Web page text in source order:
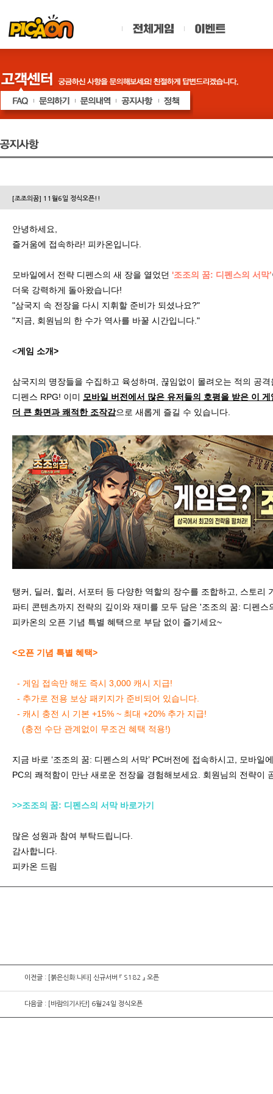
[조조의꿈] 11월6일 정식오픈!!
안녕하세요,
즐거움에 접속하라! 피카온입니다.
모바일에서 전략 디펜스의 새 장을 열었던 '조조의 꿈: 디펜스의 서막’
더욱 강력하게 돌아왔습니다!
"삼국지 속 전장을 다시 지휘할 준비가 되셨나요?"
"지금, 회원님의 한 수가 역사를 바꿀 시간입니다."
<게임 소개>
삼국지의 명장들을 수집하고 육성하며, 끊임없이 몰려오는 적의 공
디펜스 RPG! 이미 모바일 버전에서 많은 유저들의 호평을 받은 이
더 큰 화면과 쾌적한 조작감으로 새롭게 즐길 수 있습니다.
탱커, 딜러, 힐러, 서포터 등 다양한 역할의 장수를 조합하고, 스토리
파티 콘텐츠까지 전략의 깊이와 재미를 모두 담은 '조조의 꿈: 디펜스
피카온의 오픈 기념 특별 혜택으로 부담 없이 즐기세요~
<오픈 기념 특별 혜택>
- 게임 접속만 해도 즉시 3,000 캐시 지급!
- 추가로 전용 보상 패키지가 준비되어 있습니다.
- 캐시 충전 시 기본 +15% ~ 최대 +20% 추가 지급!
(충전 수단 관계없이 무조건 혜택 적용!)
지금 바로 ‘조조의 꿈: 디펜스의 서막’ PC버전에 접속하시고, 모바일
PC의 쾌적함이 만난 새로운 전장을 경험해보세요. 회원님의 전략이
>>조조의 꿈: 디펜스의 서막 바로가기
많은 성원과 참여 부탁드립니다.
감사합니다.
피카온 드림
이전글 : [붉은신화:나타] 신규서버 『 S182 』 오픈
다음글 : [바람의기사단] 6월24일 정식오픈